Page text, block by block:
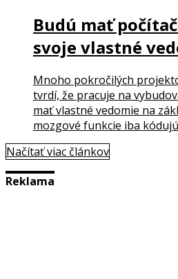
Budú mať
svoje vlastné
Mnoho pokročilých
tvrdí, že pracuje na
mať vlastné vedomie na
mozgové funkcie iba
Načítať viac článkov
Reklama